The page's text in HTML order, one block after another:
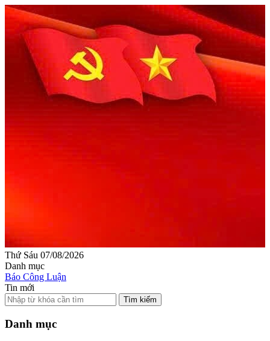
Thứ Sáu 07/08/2026
Danh mục
Báo Công Luận
Tin mới
Tìm kiếm
Danh mục